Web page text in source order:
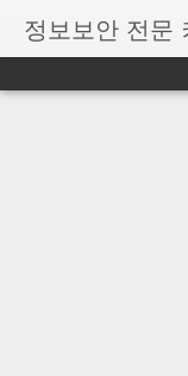
정보보안 전문